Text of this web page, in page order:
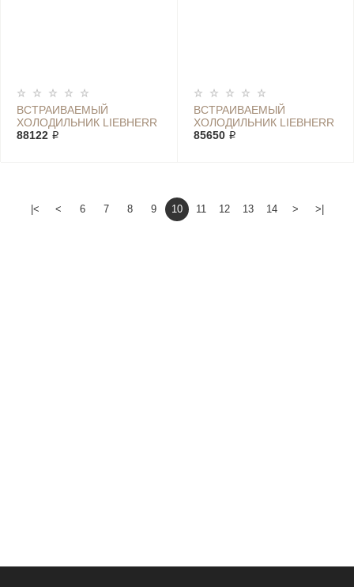
ВСТРАИВАЕМЫЙ
ХОЛОДИЛЬНИК LIEBHERR
IRE 4021
88122 ₽
ВСТРАИВАЕМЫЙ
ХОЛОДИЛЬНИК LIEBHERR
IRE 4100
85650 ₽
|< < 6 7 8 9 10 11 12 13 14 > >|